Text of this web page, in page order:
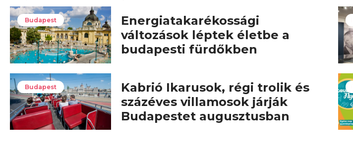
Budapest
Energiatakarékossági
változások léptek életbe a
budapesti fürdőkben
Budapest
Kabrió Ikarusok, régi trolik és
százéves villamosok járják
Budapestet augusztusban